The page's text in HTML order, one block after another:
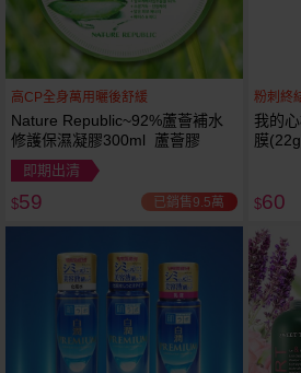
高CP全身萬用曬後舒緩
Nature Republic~92%蘆薈補水
修護保濕凝膠300ml 蘆薈膠
即期出清
$59 已銷售9.5萬
粉刺終
我的
膜
$60